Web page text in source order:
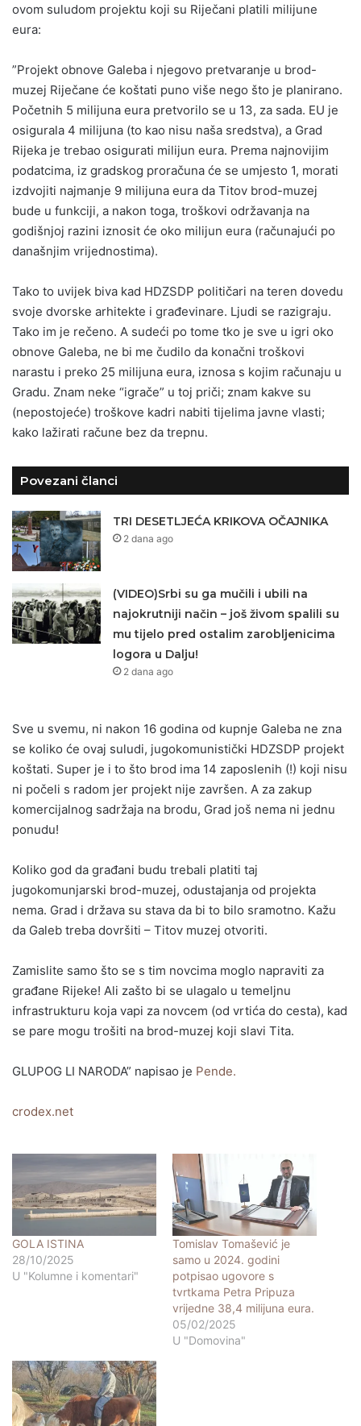
ovom suludom projektu koji su Riječani platili milijune
eura:
”Projekt obnove Galeba i njegovo pretvaranje u brod-
muzej Riječane će koštati puno više nego što je planirano.
Početnih 5 milijuna eura pretvorilo se u 13, za sada. EU je
osigurala 4 milijuna (to kao nisu naša sredstva), a Grad
Rijeka je trebao osigurati milijun eura. Prema najnovijim
podatcima, iz gradskog proračuna će se umjesto 1, morati
izdvojiti najmanje 9 milijuna eura da Titov brod-muzej
bude u funkciji, a nakon toga, troškovi održavanja na
godišnjoj razini iznosit će oko milijun eura (računajući po
današnjim vrijednostima).
Tako to uvijek biva kad HDZSDP političari na teren dovedu
svoje dvorske arhitekte i građevinare. Ljudi se razigraju.
Tako im je rečeno. A sudeći po tome tko je sve u igri oko
obnove Galeba, ne bi me čudilo da konačni troškovi
narastu i preko 25 milijuna eura, iznosa s kojim računaju u
Gradu. Znam neke “igrače” u toj priči; znam kakve su
(nepostojeće) troškove kadri nabiti tijelima javne vlasti;
kako lažirati račune bez da trepnu.
Povezani članci
TRI DESETLJEĆA KRIKOVA OČAJNIKA
2 dana ago
(VIDEO)Srbi su ga mučili i ubili na
najokrutniji način – još živom spalili su
mu tijelo pred ostalim zarobljenicima
logora u Dalju!
2 dana ago
Sve u svemu, ni nakon 16 godina od kupnje Galeba ne zna
se koliko će ovaj suludi, jugokomunistički HDZSDP projekt
koštati. Super je i to što brod ima 14 zaposlenih (!) koji nisu
ni počeli s radom jer projekt nije završen. A za zakup
komercijalnog sadržaja na brodu, Grad još nema ni jednu
ponudu!
Koliko god da građani budu trebali platiti taj
jugokomunjarski brod-muzej, odustajanja od projekta
nema. Grad i država su stava da bi to bilo sramotno. Kažu
da Galeb treba dovršiti – Titov muzej otvoriti.
Zamislite samo što se s tim novcima moglo napraviti za
građane Rijeke! Ali zašto bi se ulagalo u temeljnu
infrastrukturu koja vapi za novcem (od vrtića do cesta), kad
se pare mogu trošiti na brod-muzej koji slavi Tita.
GLUPOG LI NARODA” napisao je Pende.
crodex.net
GOLA ISTINA
28/10/2025
U "Kolumne i komentari"
Tomislav Tomašević je
samo u 2024. godini
potpisao ugovore s
tvrtkama Petra Pripuza
vrijedne 38,4 milijuna eura.
05/02/2025
U "Domovina"